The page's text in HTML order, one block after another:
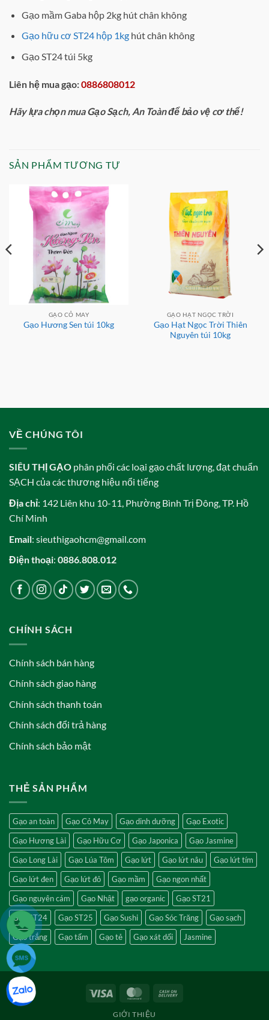
Gạo mầm Gaba hộp 2kg hút chân không
Gạo hữu cơ ST24 hộp 1kghút chân không
Gạo ST24 túi 5kg
Liên hệ mua gạo:0886808012
Hãy lựa chọn mua Gạo Sạch, An Toàn để bảo vệ cơ thể!
SẢN PHẨM TƯƠNG TỰ
GẠO CỎ MAY
Gạo Hương Sen túi 10kg
GẠO HẠT NGỌC TRỜI
Gạo Hạt Ngọc Trời Thiên
Nguyên túi 10kg
VỀ CHÚNG TÔI
SIÊU THỊ GẠO phân phối các loại gạo chất lượng, đạt chuẩn
SẠCH của các thương hiệu nổi tiếng
Địa chỉ: 142 Liên khu 10-11, Phường Bình Trị Đông, TP. Hồ
Chí Minh
Email: sieuthigaohcm@gmail.com
Điện thoại: 0886.808.012
CHÍNH SÁCH
Chính sách bán hàng
Chính sách giao hàng
Chính sách thanh toán
Chính sách đổi trả hàng
Chính sách bảo mật
THẺ SẢN PHẨM
Gạo an toàn Gạo Cỏ May Gạo dinh dưỡng
Gạo Exotic
Gạo Hương Lài
Gạo Hữu Cơ Gạo Japonica
Gạo Jasmine
Gạo Long Lài
Gạo Lúa Tôm Gạo lứt Gạo lứt nâu
Gạo lứt tím
Gạo lứt đen
Gạo lứt đỏ Gạo mầm
Gạo ngon nhất
Gạo nguyên cám
Gạo Nhật gạo organic
Gạo ST21
Gạo ST24
Gạo ST25 Gạo Sushi Gạo Sóc Trăng
Gạo sạch
Gạo trắng
Gạo tấm Gạo tẻ Gạo xát dối Jasmine
Visa MasterCard
GIỚI THIỆU